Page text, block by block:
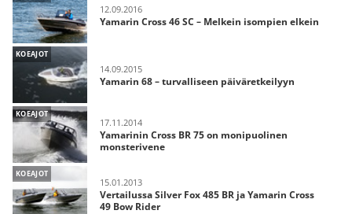
12.09.2016
Yamarin Cross 46 SC – Melkein isompien elkein
KOEAJOT
14.09.2015
Yamarin 68 – turvalliseen päiväretkeilyyn
KOEAJOT
17.11.2014
Yamarinin Cross BR 75 on monipuolinen
monsterivene
KOEAJOT
15.01.2013
Vertailussa Silver Fox 485 BR ja Yamarin Cross
49 Bow Rider